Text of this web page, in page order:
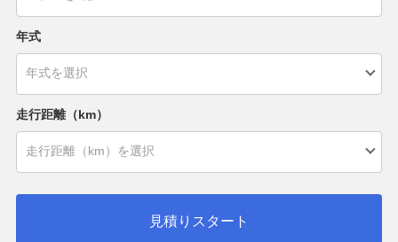
年式
走行距離（km）
見積りスタート